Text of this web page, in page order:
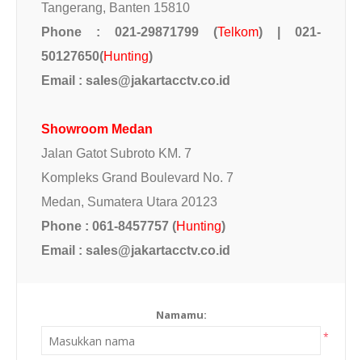
Tangerang, Banten 15810
Phone : 021-29871799 (Telkom) | 021-
50127650(Hunting)
Email : sales@jakartacctv.co.id
Showroom Medan
Jalan Gatot Subroto KM. 7
Kompleks Grand Boulevard No. 7
Medan, Sumatera Utara 20123
Phone : 061-8457757 (Hunting)
Email : sales@jakartacctv.co.id
Namamu:
*